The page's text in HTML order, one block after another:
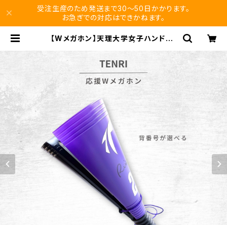
受注生産のため発送まで30〜50日かかります。
お急ぎでの対応はできかねます。
【Wメガホン】天理大学女子ハンド部/